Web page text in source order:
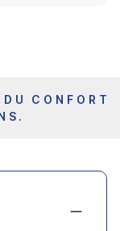
CONFORT